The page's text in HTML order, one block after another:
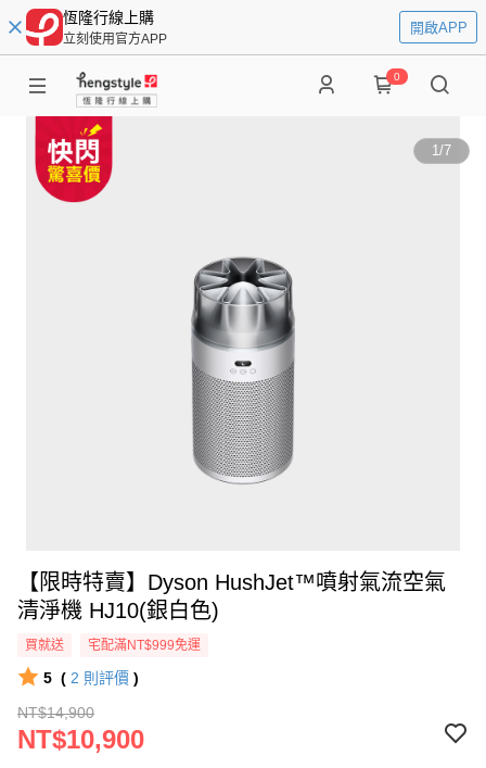
恆隆行線上購
立刻使用官方APP
開啟APP
0
1/7
【限時特賣】Dyson HushJet™噴射氣流空氣
清淨機 HJ10(銀白色)
買就送 宅配滿NT$999免運
5 ( 2 則評價 )
NT$14,900
NT$10,900